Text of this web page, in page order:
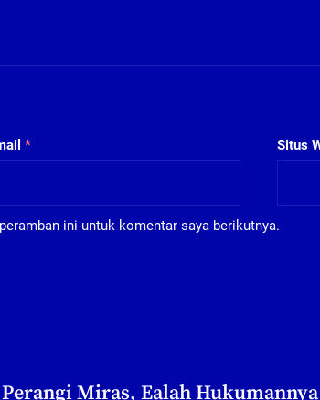
* Situs
ini untuk komentar saya berikutnya.
Miras, Ealah